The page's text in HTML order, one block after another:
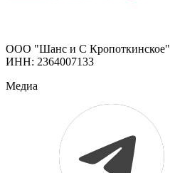
ООО "Шанс и С Кропоткинское"
ИНН: 2364007133
Медиа